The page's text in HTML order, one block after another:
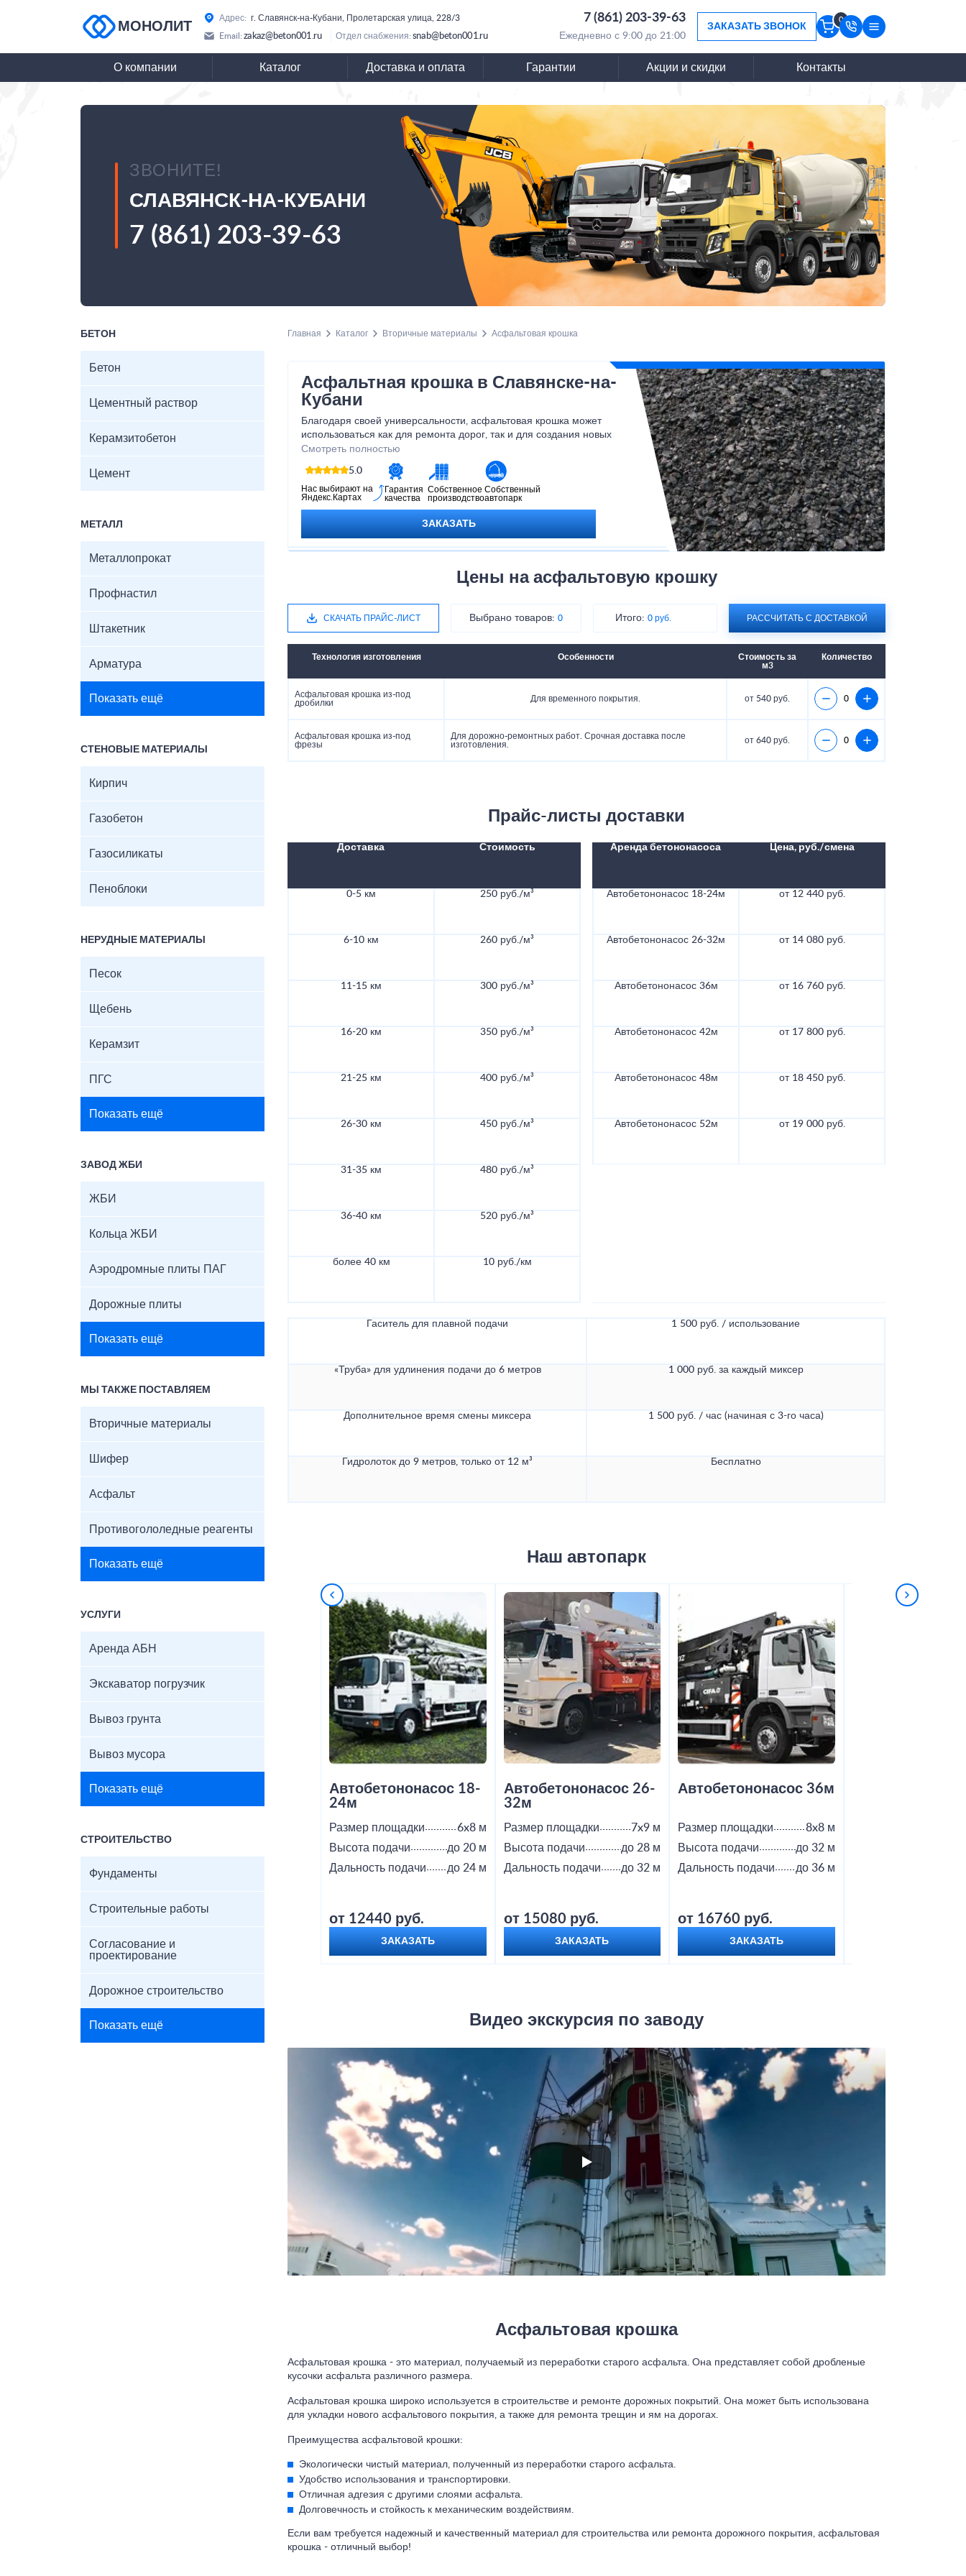
МОНОЛИТ
Адрес: г. Славянск-на-Кубани, Пролетарская улица, 228/3 7 (861) 203-39-63
Email: zakaz@beton001.ru Отдел снабжения: snab@beton001.ru Ежедневно с 9:00 до 21:00
ЗАКАЗАТЬ ЗВОНОК
0
О компании Каталог Доставка и оплата Гарантии Акции и скидки Контакты
ЗВОНИТЕ!
СЛАВЯНСК-НА-КУБАНИ
7 (861) 203-39-63
БЕТОН
Бетон
Цементный раствор
Керамзитобетон
Цемент
МЕТАЛЛ
Металлопрокат
Профнастил
Штакетник
Арматура
Показать ещё
СТЕНОВЫЕ МАТЕРИАЛЫ
Кирпич
Газобетон
Газосиликаты
Пеноблоки
НЕРУДНЫЕ МАТЕРИАЛЫ
Песок
Щебень
Керамзит
ПГС
Показать ещё
ЗАВОД ЖБИ
ЖБИ
Кольца ЖБИ
Аэродромные плиты ПАГ
Дорожные плиты
Показать ещё
МЫ ТАКЖЕ ПОСТАВЛЯЕМ
Вторичные материалы
Шифер
Асфальт
Противогололедные реагенты
Показать ещё
УСЛУГИ
Аренда АБН
Экскаватор погрузчик
Вывоз грунта
Вывоз мусора
Показать ещё
СТРОИТЕЛЬСТВО
Фундаменты
Строительные работы
Согласование и
проектирование
Дорожное строительство
Показать ещё
Главная Каталог Вторичные материалы Асфальтовая крошка
Асфальтная крошка в Славянске-на-
Кубани
Благодаря своей универсальности, асфальтовая крошка может
использоваться как для ремонта дорог, так и для создания новых
покрытий. Наша команда специалистов гарантирует высокое
качество продукта и оперативную доставку. Приобретая асфальтовую
крошку у нас, вы получаете надежный и долговечный материал,
который прослужит вам долгие годы. Не упустите возможность
улучшить качество ваших строительных проектов с помощью нашей
Смотреть полностью
5.0
Нас выбирают на
Яндекс.Картах
Гарантия
качества
Собственное
производство
Собственный
автопарк
ЗАКАЗАТЬ
Цены на асфальтовую крошку
СКАЧАТЬ ПРАЙС-ЛИСТ Выбрано товаров: 0 Итого:0 руб. РАССЧИТАТЬ С ДОСТАВКОЙ
Технология изготовления Особенности
Стоимость за
м3
Количество
Асфальтовая крошка из-под
дробилки
Для временного покрытия. от 540 руб.
Асфальтовая крошка из-под
фрезы
Для дорожно-ремонтных работ. Срочная доставка после
изготовления.
от 640 руб.
Прайс-листы доставки
Доставка Стоимость
0-5 км 250 руб./м³
6-10 км 260 руб./м³
11-15 км 300 руб./м³
16-20 км 350 руб./м³
21-25 км 400 руб./м³
26-30 км 450 руб./м³
31-35 км 480 руб./м³
36-40 км 520 руб./м³
более 40 км 10 руб./км
Аренда бетононасоса Цена, руб./смена
Автобетононасос 18-24м от 12 440 руб.
Автобетононасос 26-32м от 14 080 руб.
Автобетононасос 36м от 16 760 руб.
Автобетононасос 42м от 17 800 руб.
Автобетононасос 48м от 18 450 руб.
Автобетононасос 52м от 19 000 руб.
Гаситель для плавной подачи 1 500 руб. / использование
«Труба» для удлинения подачи до 6 метров 1 000 руб. за каждый миксер
Дополнительное время смены миксера 1 500 руб. / час (начиная с 3-го часа)
Гидролоток до 9 метров, только от 12 м³ Бесплатно
Наш автопарк
Автобетононасос 18-
24м
Размер площадки
6x8 м
Высота подачи
до 20 м
Дальность подачи
до 24 м
от 12440 руб.
ЗАКАЗАТЬ
Автобетононасос 26-
32м
Размер площадки
7x9 м
Высота подачи
до 28 м
Дальность подачи
до 32 м
от 15080 руб.
ЗАКАЗАТЬ
Автобетононасос 36м
Размер площадки
8x8 м
Высота подачи
до 32 м
Дальность подачи
до 36 м
от 16760 руб.
ЗАКАЗАТЬ
Видео экскурсия по заводу
Асфальтовая крошка
Асфальтовая крошка - это материал, получаемый из переработки старого асфальта. Она представляет собой дробленые
кусочки асфальта различного размера.
Асфальтовая крошка широко используется в строительстве и ремонте дорожных покрытий. Она может быть использована
для укладки нового асфальтового покрытия, а также для ремонта трещин и ям на дорогах.
Преимущества асфальтовой крошки:
Экологически чистый материал, полученный из переработки старого асфальта.
Удобство использования и транспортировки.
Отличная адгезия с другими слоями асфальта.
Долговечность и стойкость к механическим воздействиям.
Если вам требуется надежный и качественный материал для строительства или ремонта дорожного покрытия, асфальтовая
крошка - отличный выбор!